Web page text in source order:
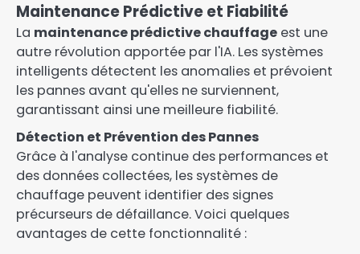
Maintenance Prédictive et Fiabilité
La maintenance prédictive chauffage est une
autre révolution apportée par l'IA. Les systèmes
intelligents détectent les anomalies et prévoient
les pannes avant qu'elles ne surviennent,
garantissant ainsi une meilleure fiabilité.
Détection et Prévention des Pannes
Grâce à l'analyse continue des performances et
des données collectées, les systèmes de
chauffage peuvent identifier des signes
précurseurs de défaillance. Voici quelques
avantages de cette fonctionnalité :